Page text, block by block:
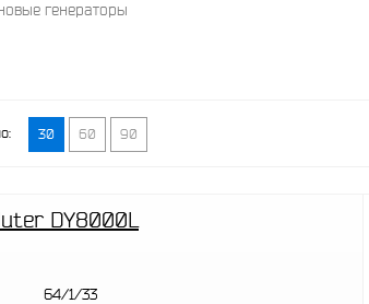
генераторы
30 60 90
DY8000L
64/1/33